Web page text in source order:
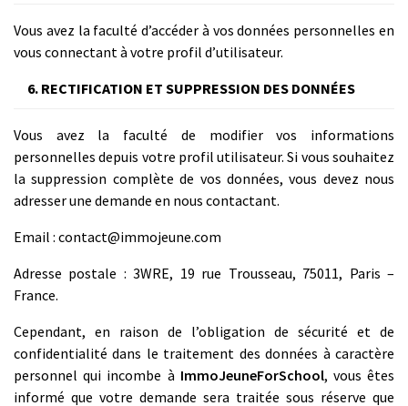
Vous avez la faculté d’accéder à vos données personnelles en
vous connectant à votre profil d’utilisateur.
6. RECTIFICATION ET SUPPRESSION DES DONNÉES
Vous avez la faculté de modifier vos informations
personnelles depuis votre profil utilisateur. Si vous souhaitez
la suppression complète de vos données, vous devez nous
adresser une demande en nous contactant.
Email : contact@immojeune.com
Adresse postale : 3WRE, 19 rue Trousseau, 75011, Paris –
France.
Cependant, en raison de l’obligation de sécurité et de
confidentialité dans le traitement des données à caractère
personnel qui incombe à ImmoJeuneForSchool, vous êtes
informé que votre demande sera traitée sous réserve que